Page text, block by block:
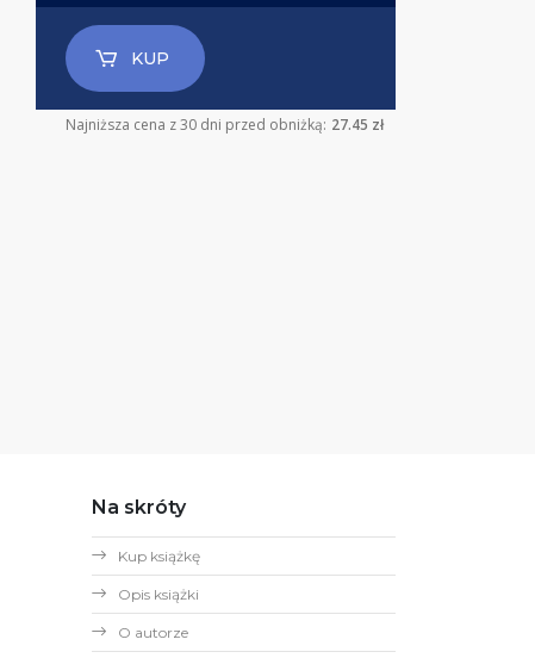
KUP
Najniższa cena z 30 dni przed obniżką: 27.45 zł
Na skróty
Kup książkę
Opis książki
O autorze